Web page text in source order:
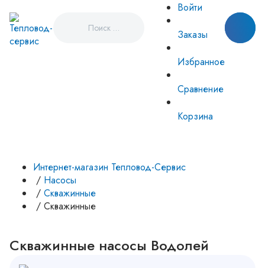
сторона, ТК «Конструктор», линия
Войти
Заказы
Избранное
Сравнение
Корзина
Интернет-магазин Тепловод-Сервис
/ Насосы
/ Скважинные
/ Скважинные
Скважинные насосы Водолей